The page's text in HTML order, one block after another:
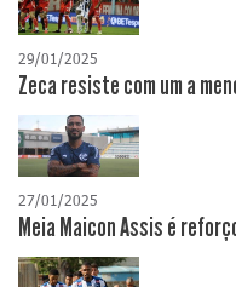
29/01/2025
Zeca resiste com um a
27/01/2025
Meia Maicon Assis é